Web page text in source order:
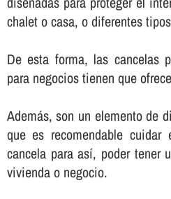
chalet o casa, o diferentes
De esta forma, las cancelas
para negocios tienen que
Además, son un elemento de
que es recomendable
cancela para así­, poder tener
vivienda o negocio.